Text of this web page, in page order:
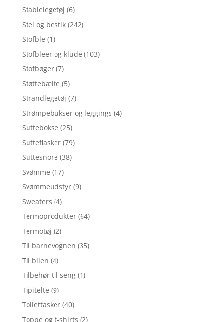
Stablelegetøj (6)
Stel og bestik (242)
Stofble (1)
Stofbleer og klude (103)
Stofbøger (7)
Støttebælte (5)
Strandlegetøj (7)
Strømpebukser og leggings (4)
Suttebokse (25)
Sutteflasker (79)
Suttesnore (38)
Svømme (17)
Svømmeudstyr (9)
Sweaters (4)
Termoprodukter (64)
Termotøj (2)
Til barnevognen (35)
Til bilen (4)
Tilbehør til seng (1)
Tipitelte (9)
Toilettasker (40)
Toppe og t-shirts (2)